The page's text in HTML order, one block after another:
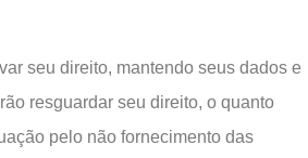
seu direito, mantendo seus dados e
resguardar seu direito, o quanto
pelo não fornecimento das